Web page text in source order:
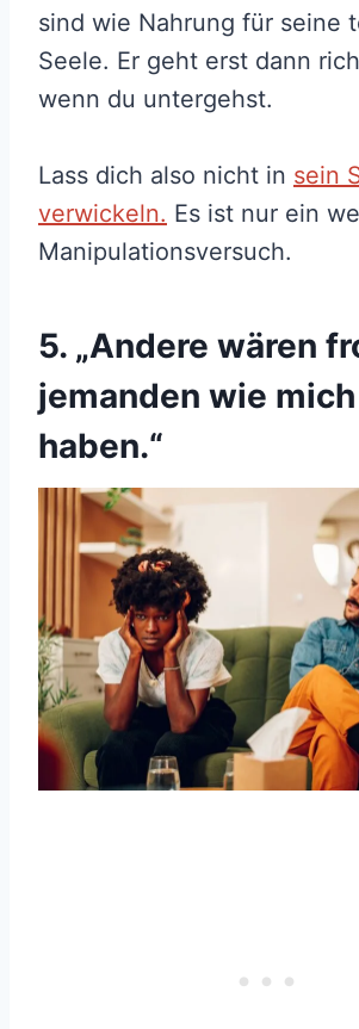
sind wie Nahrung für seine
Seele. Er geht erst dann
wenn du untergehst.
Lass dich also nicht in sein
verwickeln. Es ist nur ein
Manipulationsversuch.
5. „Andere wären
jemanden wie
haben.“